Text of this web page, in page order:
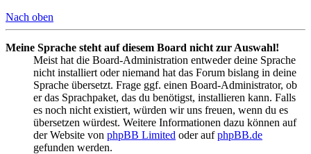
Nach oben
Meine Sprache steht auf diesem Board nicht zur Auswahl!
Meist hat die Board-Administration entweder deine Sprache
nicht installiert oder niemand hat das Forum bislang in deine
Sprache übersetzt. Frage ggf. einen Board-Administrator, ob
er das Sprachpaket, das du benötigst, installieren kann. Falls
es noch nicht existiert, würden wir uns freuen, wenn du es
übersetzen würdest. Weitere Informationen dazu können auf
der Website von phpBB Limited oder aufphpBB.de
gefunden werden.